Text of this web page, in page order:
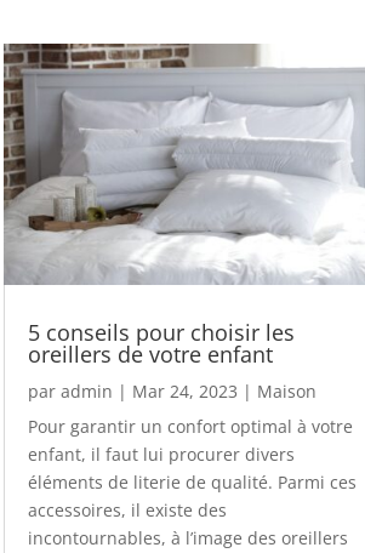
5 conseils pour choisir les
oreillers de votre enfant
par admin | Mar 24, 2023 | Maison
Pour garantir un confort optimal à votre
enfant, il faut lui procurer divers
éléments de literie de qualité. Parmi ces
accessoires, il existe des
incontournables, à l’image des oreillers